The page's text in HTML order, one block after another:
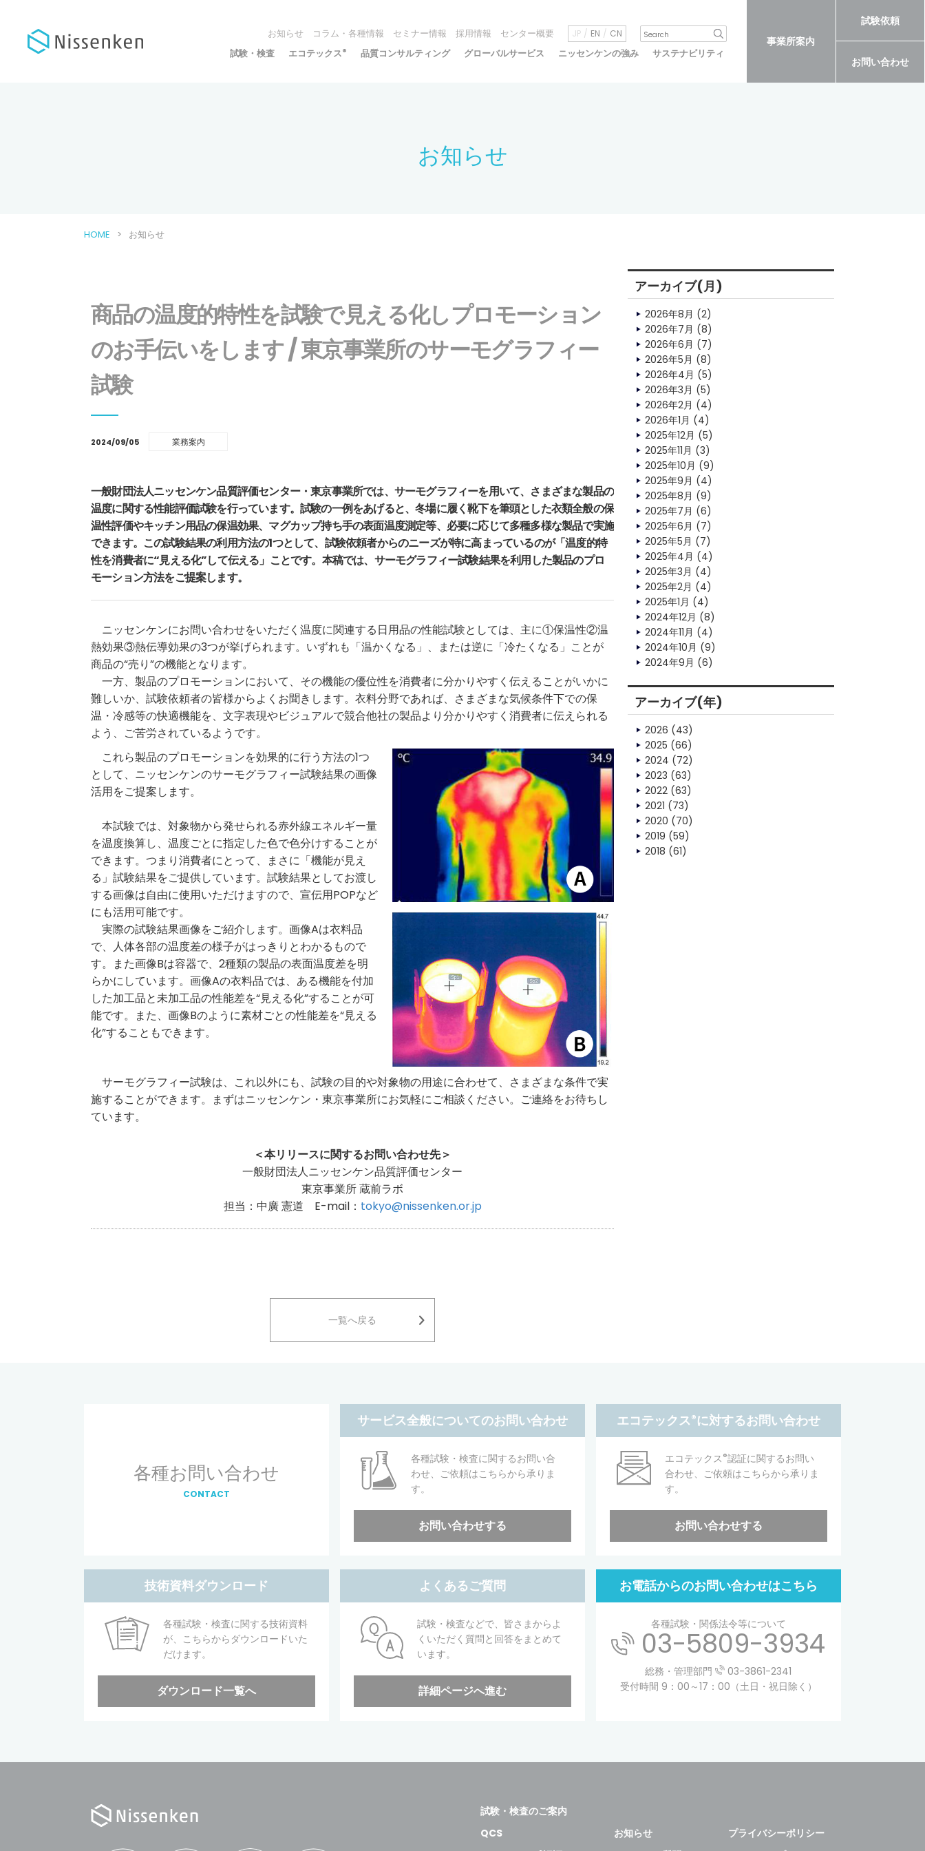
お知らせ コラム・各種情報 セミナー情報 採用情報 センター概要 JP EN CN
試験・検査 エコテックス® 品質コンサルティング グローバルサービス ニッセンケンの強み サステナビリティ
事業所案内
試験依頼
お問い合わせ
お知らせ
HOME お知らせ
商品の温度的特性を試験で見える化しプロモーション
のお手伝いをします / 東京事業所のサーモグラフィー
試験
2024/09/05 業務案内
一般財団法人ニッセンケン品質評価センター・東京事業所では、サーモグラフィーを用いて、さまざまな製品の
温度に関する性能評価試験を行っています。試験の一例をあげると、冬場に履く靴下を筆頭とした衣類全般の保
温性評価やキッチン用品の保温効果、マグカップ持ち手の表面温度測定等、必要に応じて多種多様な製品で実施
できます。この試験結果の利用方法の1つとして、試験依頼者からのニーズが特に高まっているのが「温度的特
性を消費者に“見える化”して伝える」ことです。本稿では、サーモグラフィー試験結果を利用した製品のプロ
モーション方法をご提案します。
ニッセンケンにお問い合わせをいただく温度に関連する日用品の性能試験としては、主に①保温性②温
熱効果③熱伝導効果の3つが挙げられます。いずれも「温かくなる」、または逆に「冷たくなる」ことが
商品の“売り”の機能となります。
一方、製品のプロモーションにおいて、その機能の優位性を消費者に分かりやすく伝えることがいかに
難しいか、試験依頼者の皆様からよくお聞きします。衣料分野であれば、さまざまな気候条件下での保
温・冷感等の快適機能を、文字表現やビジュアルで競合他社の製品より分かりやすく消費者に伝えられる
よう、ご苦労されているようです。
これら製品のプロモーションを効果的に行う方法の1つ
として、ニッセンケンのサーモグラフィー試験結果の画像
活用をご提案します。
本試験では、対象物から発せられる赤外線エネルギー量
を温度換算し、温度ごとに指定した色で色分けすることが
できます。つまり消費者にとって、まさに「機能が見え
る」試験結果をご提供しています。試験結果としてお渡し
する画像は自由に使用いただけますので、宣伝用POPなど
にも活用可能です。
実際の試験結果画像をご紹介します。画像Aは衣料品
で、人体各部の温度差の様子がはっきりとわかるもので
す。また画像Bは容器で、2種類の製品の表面温度差を明
らかにしています。画像Aの衣料品では、ある機能を付加
した加工品と未加工品の性能差を“見える化”することが可
能です。また、画像Bのように素材ごとの性能差を“見える
化”することもできます。
サーモグラフィー試験は、これ以外にも、試験の目的や対象物の用途に合わせて、さまざまな条件で実
施することができます。まずはニッセンケン・東京事業所にお気軽にご相談ください。ご連絡をお待ちし
ています。
＜本リリースに関するお問い合わせ先＞
一般財団法人ニッセンケン品質評価センター
東京事業所 蔵前ラボ
担当：中廣 憲道 E-mail： tokyo@nissenken.or.jp
一覧へ戻る
アーカイブ(月)
2026年8月 (2)
2026年7月 (8)
2026年6月 (7)
2026年5月 (8)
2026年4月 (5)
2026年3月 (5)
2026年2月 (4)
2026年1月 (4)
2025年12月 (5)
2025年11月 (3)
2025年10月 (9)
2025年9月 (4)
2025年8月 (9)
2025年7月 (6)
2025年6月 (7)
2025年5月 (7)
2025年4月 (4)
2025年3月 (4)
2025年2月 (4)
2025年1月 (4)
2024年12月 (8)
2024年11月 (4)
2024年10月 (9)
2024年9月 (6)
アーカイブ(年)
2026 (43)
2025 (66)
2024 (72)
2023 (63)
2022 (63)
2021 (73)
2020 (70)
2019 (59)
2018 (61)
各種お問い合わせ
CONTACT
サービス全般についてのお問い合わせ
各種試験・検査に関するお問い合
わせ、ご依頼はこちらから承りま
す。
お問い合わせする
エコテックス®に対するお問い合わせ
エコテックス®認証に関するお問い
合わせ、ご依頼はこちらから承りま
す。
お問い合わせする
技術資料ダウンロード
各種試験・検査に関する技術資料
が、こちらからダウンロードいた
だけます。
ダウンロード一覧へ
よくあるご質問
試験・検査などで、皆さまからよ
くいただく質問と回答をまとめて
います。
詳細ページへ進む
お電話からのお問い合わせはこちら
各種試験・関係法令等について
03-5809-3934
総務・管理部門
03-3861-2341
受付時間 9：00～17：00（土日・祝日除く）
試験・検査のご案内
QCS
お知らせ
プライバシーポリシー